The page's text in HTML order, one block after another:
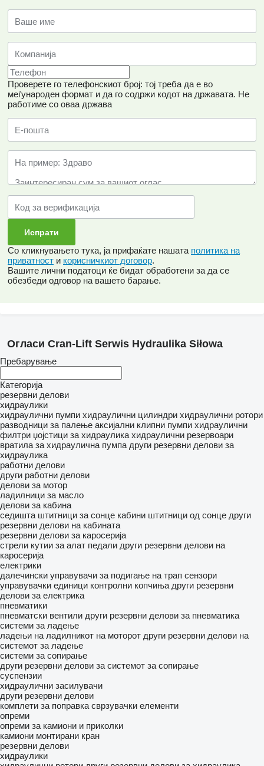
Проверете го телефонскиот број: тој треба да е во
меѓународен формат и да го содржи кодот на државата. Не
работиме со оваа држава
Со кликнувањето тука, ја прифаќате нашата политика на
приватност и корисничкиот договор.
Вашите лични податоци ќе бидат обработени за да се
обезбеди одговор на вашето барање.
Огласи Cran-Lift Serwis Hydraulika Siłowa
Пребарување
Категорија
резервни делови
хидраулики
хидраулични пумпи хидраулични цилиндри хидраулични ротори
разводници за палење аксијални клипни пумпи хидраулични
филтри џојстици за хидраулика хидраулични резервоари
вратила за хидраулична пумпа други резервни делови за
хидраулика
работни делови
други работни делови
делови за мотор
ладилници за масло
делови за кабина
седишта штитници за сонце кабини штитници од сонце други
резервни делови на кабината
резервни делови за каросерија
стрели кутии за алат педали други резервни делови на
каросерија
електрики
далечински управувачи за подигање на трап сензори
управувачки единици контролни копчиња други резервни
делови за електрика
пневматики
пневматски вентили други резервни делови за пневматика
системи за ладење
ладењи на ладилникот на моторот други резервни делови на
системот за ладење
системи за сопирање
други резервни делови за системот за сопирање
суспензии
хидраулични засилувачи
други резервни делови
комплети за поправка сврзувачки елементи
опреми
опреми за камиони и приколки
камиони монтирани кран
резервни делови
хидраулики